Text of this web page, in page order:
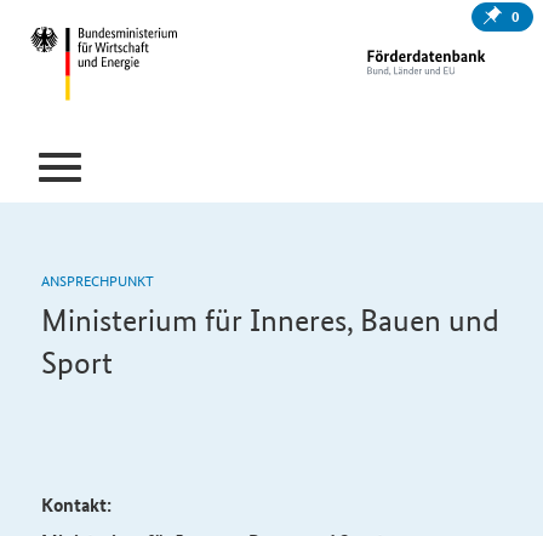
0
ANSPRECHPUNKT
Ministerium für Inneres, Bauen und
Sport
Kontakt: